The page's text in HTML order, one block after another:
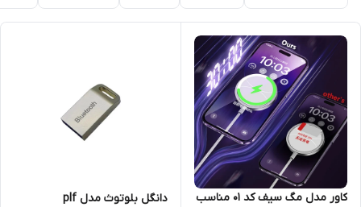
کاور مدل مگ سیف کد 01 مناسب
دانگل بلوتوث مدل plf